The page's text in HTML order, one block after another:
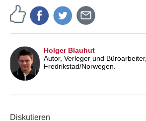
Holger Blauhut
Autor, Verleger und
Fredrikstad/Norwegen.
Diskutieren